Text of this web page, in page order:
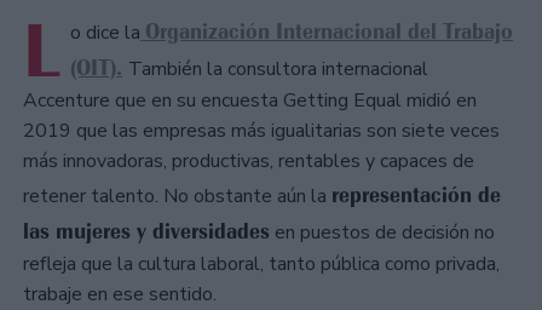
L o dice la Organización Internacional del Trabajo
(OIT). También la consultora internacional
Accenture que en su encuesta Getting Equal midió en
2019 que las empresas más igualitarias son siete veces
más innovadoras, productivas, rentables y capaces de
retener talento. No obstante aún la representación de
las mujeres y diversidades en puestos de decisión no
refleja que la cultura laboral, tanto pública como privada,
trabaje en ese sentido.